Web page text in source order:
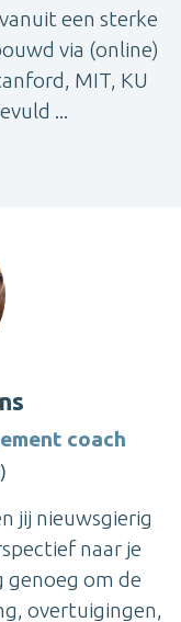
een sterke
via (online)
MIT, KU
...
coach
jij nieuwsgierig
naar je
genoeg om de
overtuigingen,